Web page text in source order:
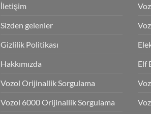
İletişim
Sizden gelenler
Gizlilik Politikası
Hakkımızda
Vozol Orijinallik Sorgulama
Vozol 6000 Orijinallik Sorgulama
Elf